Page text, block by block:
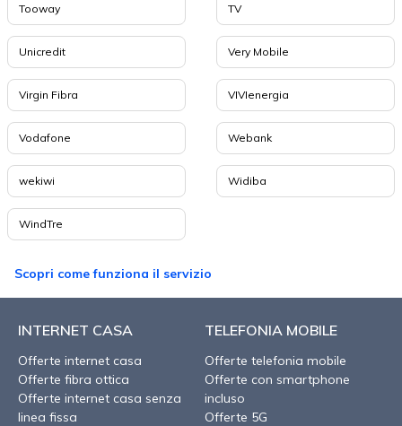
Tooway TV
Unicredit Very Mobile
Virgin Fibra VIVIenergia
Vodafone Webank
wekiwi Widiba
WindTre
Scopri come funziona il servizio
INTERNET CASA
Offerte internet casa
Offerte fibra ottica
Offerte internet casa senza
linea fissa
TELEFONIA MOBILE
Offerte telefonia mobile
Offerte con smartphone
incluso
Offerte 5G